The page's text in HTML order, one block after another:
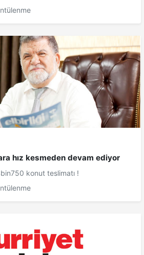
hız kesmeden devam ediyor
konut teslimatı !